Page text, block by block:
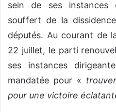
sein de ses instances
souffert de la
députés. Au courant de
22 juillet, le parti
ses instances
mandatée pour «
pour une victoire